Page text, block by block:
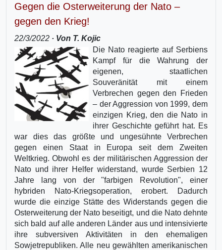
Gegen die Osterweiterung der Nato –
gegen den Krieg!
22/3/2022 · Von T. Kojic
Die Nato reagierte auf Serbiens
Kampf für die Wahrung der
eigenen, staatlichen
Souveränität mit einem
Verbrechen gegen den Frieden
– der Aggression von 1999, dem
einzigen Krieg, den die Nato in
ihrer Geschichte geführt hat. Es
war dies das größte und ungesühnte Verbrechen
gegen einen Staat in Europa seit dem Zweiten
Weltkrieg. Obwohl es der militärischen Aggression der
Nato und ihrer Helfer widerstand, wurde Serbien 12
Jahre lang von der "farbigen Revolution", einer
hybriden Nato-Kriegsoperation, erobert. Dadurch
wurde die einzige Stätte des Widerstands gegen die
Osterweiterung der Nato beseitigt, und die Nato dehnte
sich bald auf alle anderen Länder aus und intensivierte
ihre subversiven Aktivitäten in den ehemaligen
Sowjetrepubliken. Alle neu gewählten amerikanischen